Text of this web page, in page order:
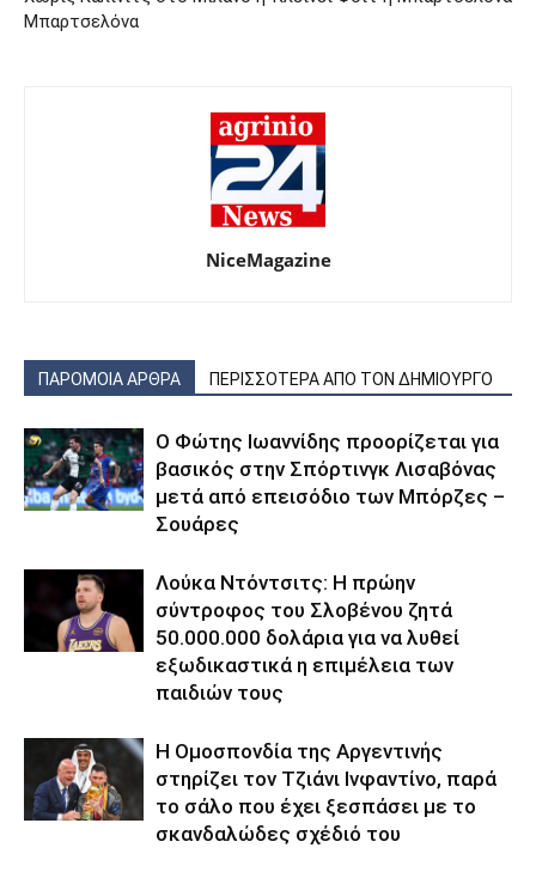
Μπαρτσελόνα
NiceMagazine
ΠΑΡΟΜΟΙΑ ΑΡΘΡΑ ΠΕΡΙΣΣΟΤΕΡΑ ΑΠΟ ΤΟΝ ΔΗΜΙΟΥΡΓΟ
Ο Φώτης Ιωαννίδης προορίζεται για
βασικός στην Σπόρτινγκ Λισαβόνας
μετά από επεισόδιο των Μπόρζες –
Σουάρες
Λούκα Ντόντσιτς: Η πρώην
σύντροφος του Σλοβένου ζητά
50.000.000 δολάρια για να λυθεί
εξωδικαστικά η επιμέλεια των
παιδιών τους
Η Ομοσπονδία της Αργεντινής
στηρίζει τον Τζιάνι Ινφαντίνο, παρά
το σάλο που έχει ξεσπάσει με το
σκανδαλώδες σχέδιό του